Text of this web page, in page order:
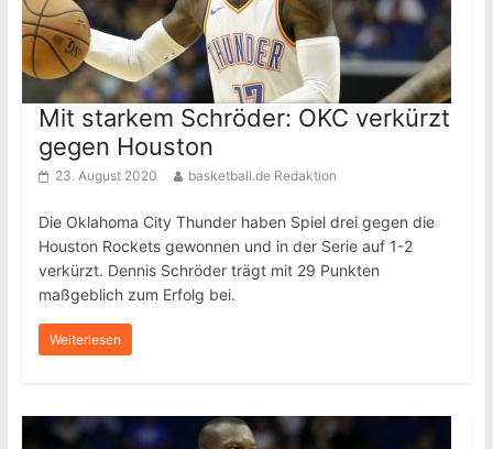
Mit starkem Schröder: OKC verkürzt
gegen Houston
23. August 2020 basketball.de Redaktion
Die Oklahoma City Thunder haben Spiel drei gegen die
Houston Rockets gewonnen und in der Serie auf 1-2
verkürzt. Dennis Schröder trägt mit 29 Punkten
maßgeblich zum Erfolg bei.
Weiterlesen